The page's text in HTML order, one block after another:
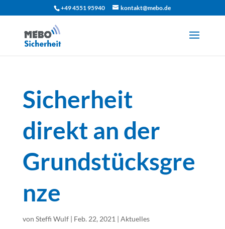
+49 4551 95940 kontakt@mebo.de
Sicherheit
direkt an der
Grundstücksgre
nze
von Steffi Wulf| Feb. 22, 2021 | Aktuelles